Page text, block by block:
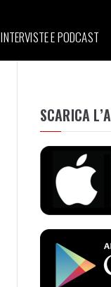
INTERVISTE E PODCAST
SCARICA